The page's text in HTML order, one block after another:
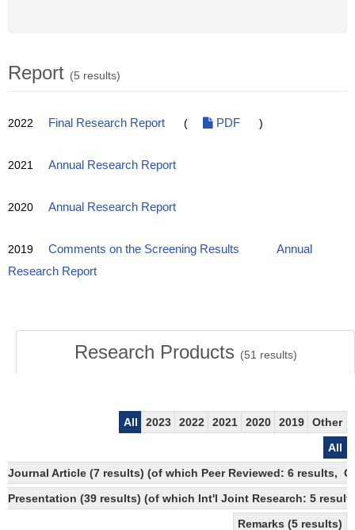
Report (5 results)
2022 Final Research Report ( PDF )
2021 Annual Research Report
2020 Annual Research Report
2019 Comments on the Screening Results
Annual
Research Report
Research Products (51 results)
All 2023 2022 2021 2020 2019
Other
All
Journal Article (7 results) (of which Peer Reviewed: 6 results,
Presentation (39 results) (of which Int'l Joint Research: 5
Remarks (5 results)